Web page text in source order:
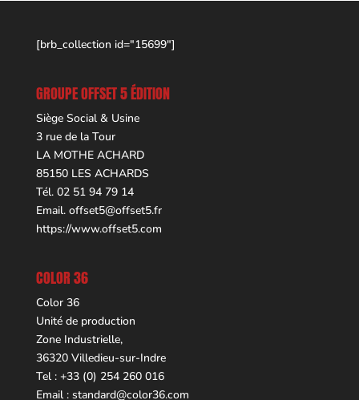
[brb_collection id="15699"]
GROUPE OFFSET 5 ÉDITION
Siège Social & Usine
3 rue de la Tour
LA MOTHE ACHARD
85150 LES ACHARDS
Tél. 02 51 94 79 14
Email. offset5@offset5.fr
https://www.offset5.com
COLOR 36
Color 36
Unité de production
Zone Industrielle,
36320 Villedieu-sur-Indre
Tel : +33 (0) 254 260 016
Email : standard@color36.com